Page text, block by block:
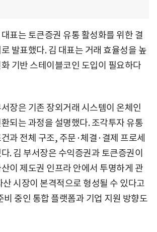
표는 토큰증권 유통 활성화를 위한 결
발표했다. 김 대표는 거래 효율성을 높
기반 스테이블코인 도입이 필요하다
장은 기존 장외거래 시스템이 온체인
되는 과정을 설명했다. 조각투자 유통
과 전체 구조, 주문·체결·결제 프로세
. 김 부서장은 수익증권과 토큰증권이
이 제도권 인프라 안에서 투명하게 관
산 시장이 본격적으로 형성될 수 있다고
비 중인 통합 플랫폼과 기업 지원 방향도